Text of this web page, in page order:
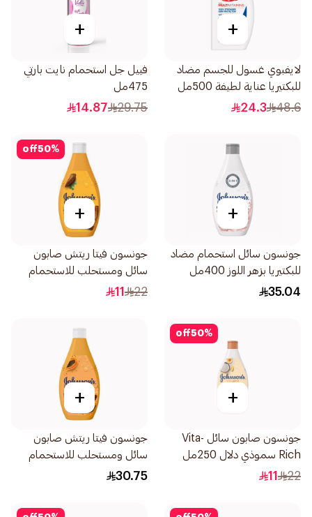
+
لايفبوي غسول للجسم مضاد
للبكتيريا عناية لطيفة 500مل
48.6
24.3
+
فييل جل استحمام نايت بارتي
475مل
29.75
14.87
+
جونسون سائل استحمام مضاد
للبكتيريا بزهر اللوز 400مل
35.04
50%
off
+
جونسون فيتا ريتش صابون
سائل ومستحلب للاستحمام
بزبدة الكاكاو 250مل
22
11
50%
off
+
جونسون صابون سائل Vita-
Rich سموذي دلال 250مل
22
11
+
جونسون فيتا ريتش صابون
سائل ومستحلب للاستحمام
بخلاصة البابايا 400مل
30.75